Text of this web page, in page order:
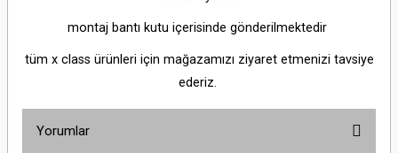
montaj bantı kutu içerisinde gönderilmektedir
tüm x class ürünleri için mağazamızı ziyaret etmenizi tavsiye
ederiz.
Yorumlar